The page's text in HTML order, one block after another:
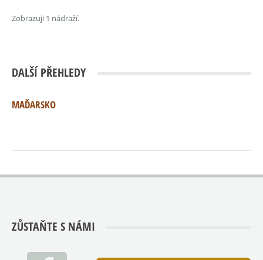
Zobrazuji 1 nádraží.
DALŠÍ PŘEHLEDY
MAĎARSKO
ZŮSTAŇTE S NÁMI